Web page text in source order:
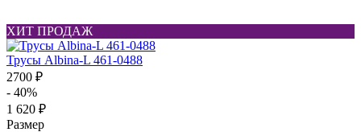
ХИТ ПРОДАЖ
Трусы Albina-L 461-0488
2700 ₽
- 40%
1 620 ₽
Размер